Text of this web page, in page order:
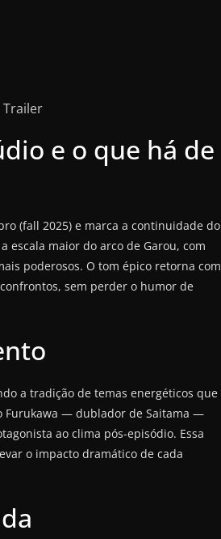
Trailer
e o que há de
(fall 2025) e marca a continuidade do
escala maior do arco de Garou, com
poderosos. O tom épico retorna com
sem perder o humor de
a tradição de temas energéticos que
Furukawa — dublador de Saitama —
ao clima pós-episódio. Essa
o impacto dramático de cada